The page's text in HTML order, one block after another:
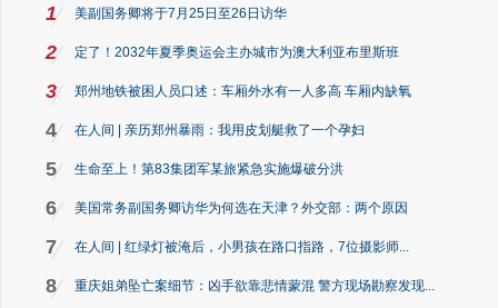
1 美副国务卿将于7月25日至26日访华
2 定了！2032年夏季奥运会主办城市为澳大利亚布里斯班
3 郑州地铁被困人员口述：车厢外水有一人多高 车厢内缺氧
4 在人间 | 亲历郑州暴雨：我用皮划艇救了一个孕妇
5 生命至上！第83集团军某旅紧急实施爆破分洪
6 美国常务副国务卿访华为何选在天津？外交部：两个原因
7 在人间 | 红绿灯被淹后，小男孩在路口指路，7位摄影师...
8 重庆姐弟坠亡案细节：凶手欲靠悲情蒙混 警方现场勘察发现...